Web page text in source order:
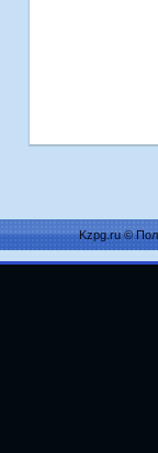
Kzpg.ru ©